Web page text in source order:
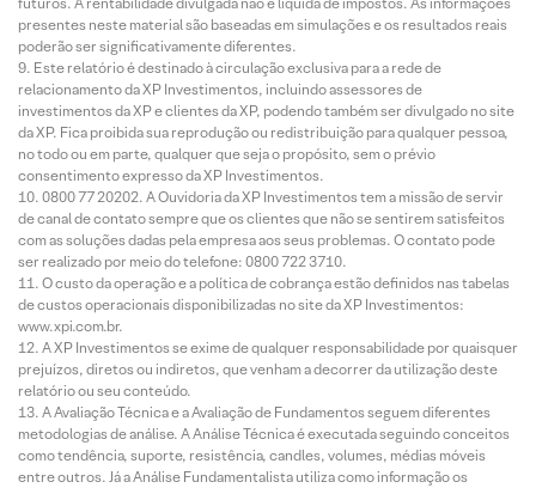
presentes neste material são baseadas em simulações e os resultados reais
poderão ser significativamente diferentes.
Este relatório é destinado à circulação exclusiva para a rede de
relacionamento da XP Investimentos, incluindo assessores de
investimentos da XP e clientes da XP, podendo também ser divulgado no site
da XP. Fica proibida sua reprodução ou redistribuição para qualquer pessoa,
no todo ou em parte, qualquer que seja o propósito, sem o prévio
consentimento expresso da XP Investimentos.
0800 77 20202. A Ouvidoria da XP Investimentos tem a missão de servir
de canal de contato sempre que os clientes que não se sentirem satisfeitos
com as soluções dadas pela empresa aos seus problemas. O contato pode
ser realizado por meio do telefone: 0800 722 3710.
O custo da operação e a política de cobrança estão definidos nas tabelas
de custos operacionais disponibilizadas no site da XP Investimentos:
www.xpi.com.br.
A XP Investimentos se exime de qualquer responsabilidade por quaisquer
prejuízos, diretos ou indiretos, que venham a decorrer da utilização deste
relatório ou seu conteúdo.
A Avaliação Técnica e a Avaliação de Fundamentos seguem diferentes
metodologias de análise. A Análise Técnica é executada seguindo conceitos
como tendência, suporte, resistência, candles, volumes, médias móveis
entre outros. Já a Análise Fundamentalista utiliza como informação os